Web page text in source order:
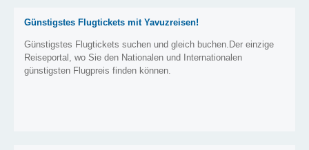
Günstigstes Flugtickets mit Yavuzreisen!
Günstigstes Flugtickets suchen und gleich buchen.Der einzige
Reiseportal, wo Sie den Nationalen und Internationalen
günstigsten Flugpreis finden können.